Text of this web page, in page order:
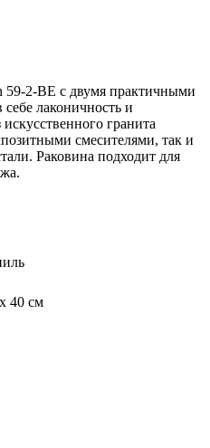
2-BE с двумя практичными
лаконичность и
гранита
смесителями, так и
Раковина подходит для
40 см